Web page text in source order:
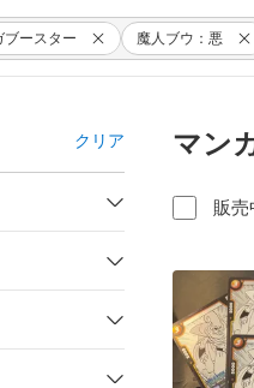
ブースター 魔人ブウ：悪
クリア マン
販売